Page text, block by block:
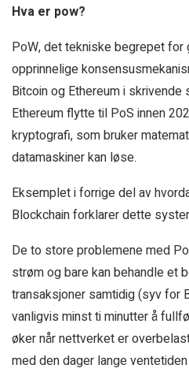
Hva er pow?
PoW, det tekniske begrepet for
opprinnelige
Bitcoin og Ethereum i
Ethereum flytte til PoS innen
kryptografi, som bruker
datamaskiner kan løse.
Eksemplet i forrige del av
Blockchain forklarer dette
De to store problemene med
strøm og bare kan behandle et
transaksjoner samtidig (syv for
vanligvis minst ti minutter å
øker når nettverket er
med den dager lange